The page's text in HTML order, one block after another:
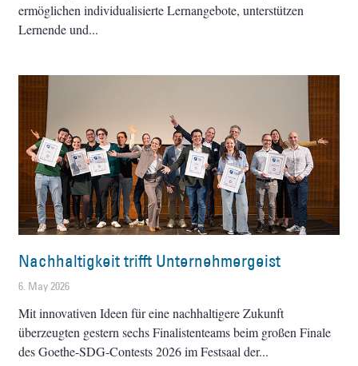
ermöglichen individualisierte Lernangebote, unterstützen
Lernende und
Nachhaltigkeit trifft Unternehmergeist
6. May 2026
Mit innovativen Ideen für eine nachhaltigere Zukunft
überzeugten gestern sechs Finalistenteams beim großen Finale
des Goethe-SDG-Contests 2026 im Festsaal der